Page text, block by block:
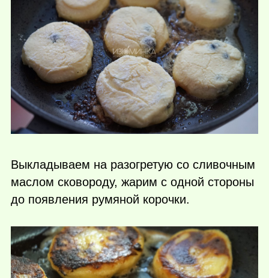
Выкладываем на разогретую со сливочным
маслом сковороду, жарим с одной стороны
до появления румяной корочки.